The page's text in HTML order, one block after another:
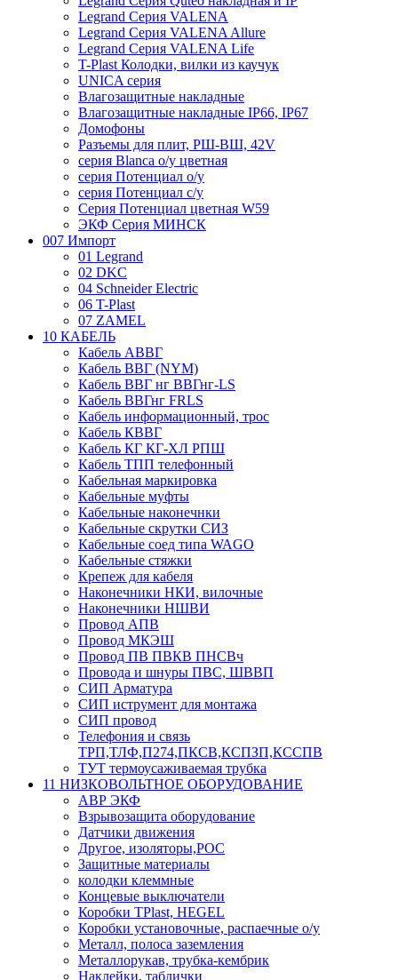
Legrand Серия VALENA
Legrand Серия VALENA Allure
Legrand Серия VALENA Life
T-Plast Колодки, вилки из каучук
UNICA серия
Влагозащитные накладные
Влагозащитные накладные IP66, IP67
Домофоны
Разъемы для плит, РШ-ВШ, 42V
серия Blanca о/у цветная
серия Потенциал о/у
серия Потенциал с/у
Серия Потенциал цветная W59
ЭКФ Серия МИНСК
007 Импорт
01 Legrand
02 DKC
04 Schneider Electric
06 T-Plast
07 ZAMEL
10 КАБЕЛЬ
Кабель АВВГ
Кабель ВВГ (NYM)
Кабель ВВГ нг ВВГнг-LS
Кабель ВВГнг FRLS
Кабель информационный, трос
Кабель КВВГ
Кабель КГ КГ-ХЛ РПШ
Кабель ТПП телефонный
Кабельная маркировка
Кабельные муфты
Кабельные наконечнки
Кабельные скрутки СИЗ
Кабельные соед типа WAGO
Кабельные стяжки
Крепеж для кабеля
Наконечники НКИ, вилочные
Наконечники НШВИ
Провод АПВ
Провод МКЭШ
Провод ПВ ПВКВ ПНСВч
Провода и шнуры ПВС, ШВВП
СИП Арматура
СИП иструмент для монтажа
СИП провод
Телефония и связь
ТРП,ТЛФ,П274,ПКСВ,КСПЗП,КССПВ
ТУТ термоусаживаемая трубка
11 НИЗКОВОЛЬТНОЕ ОБОРУДОВАНИЕ
АВР ЭКФ
Взрывозащита оборудование
Датчики движения
Другое, изоляторы,РОС
Защитные материалы
колодки клеммные
Концевые выключатели
Коробки TPlast, HEGEL
Коробки установочные, распаечные о/у
Металл, полоса заземления
Металлорукав, трубка-кембрик
Наклейки, таблички